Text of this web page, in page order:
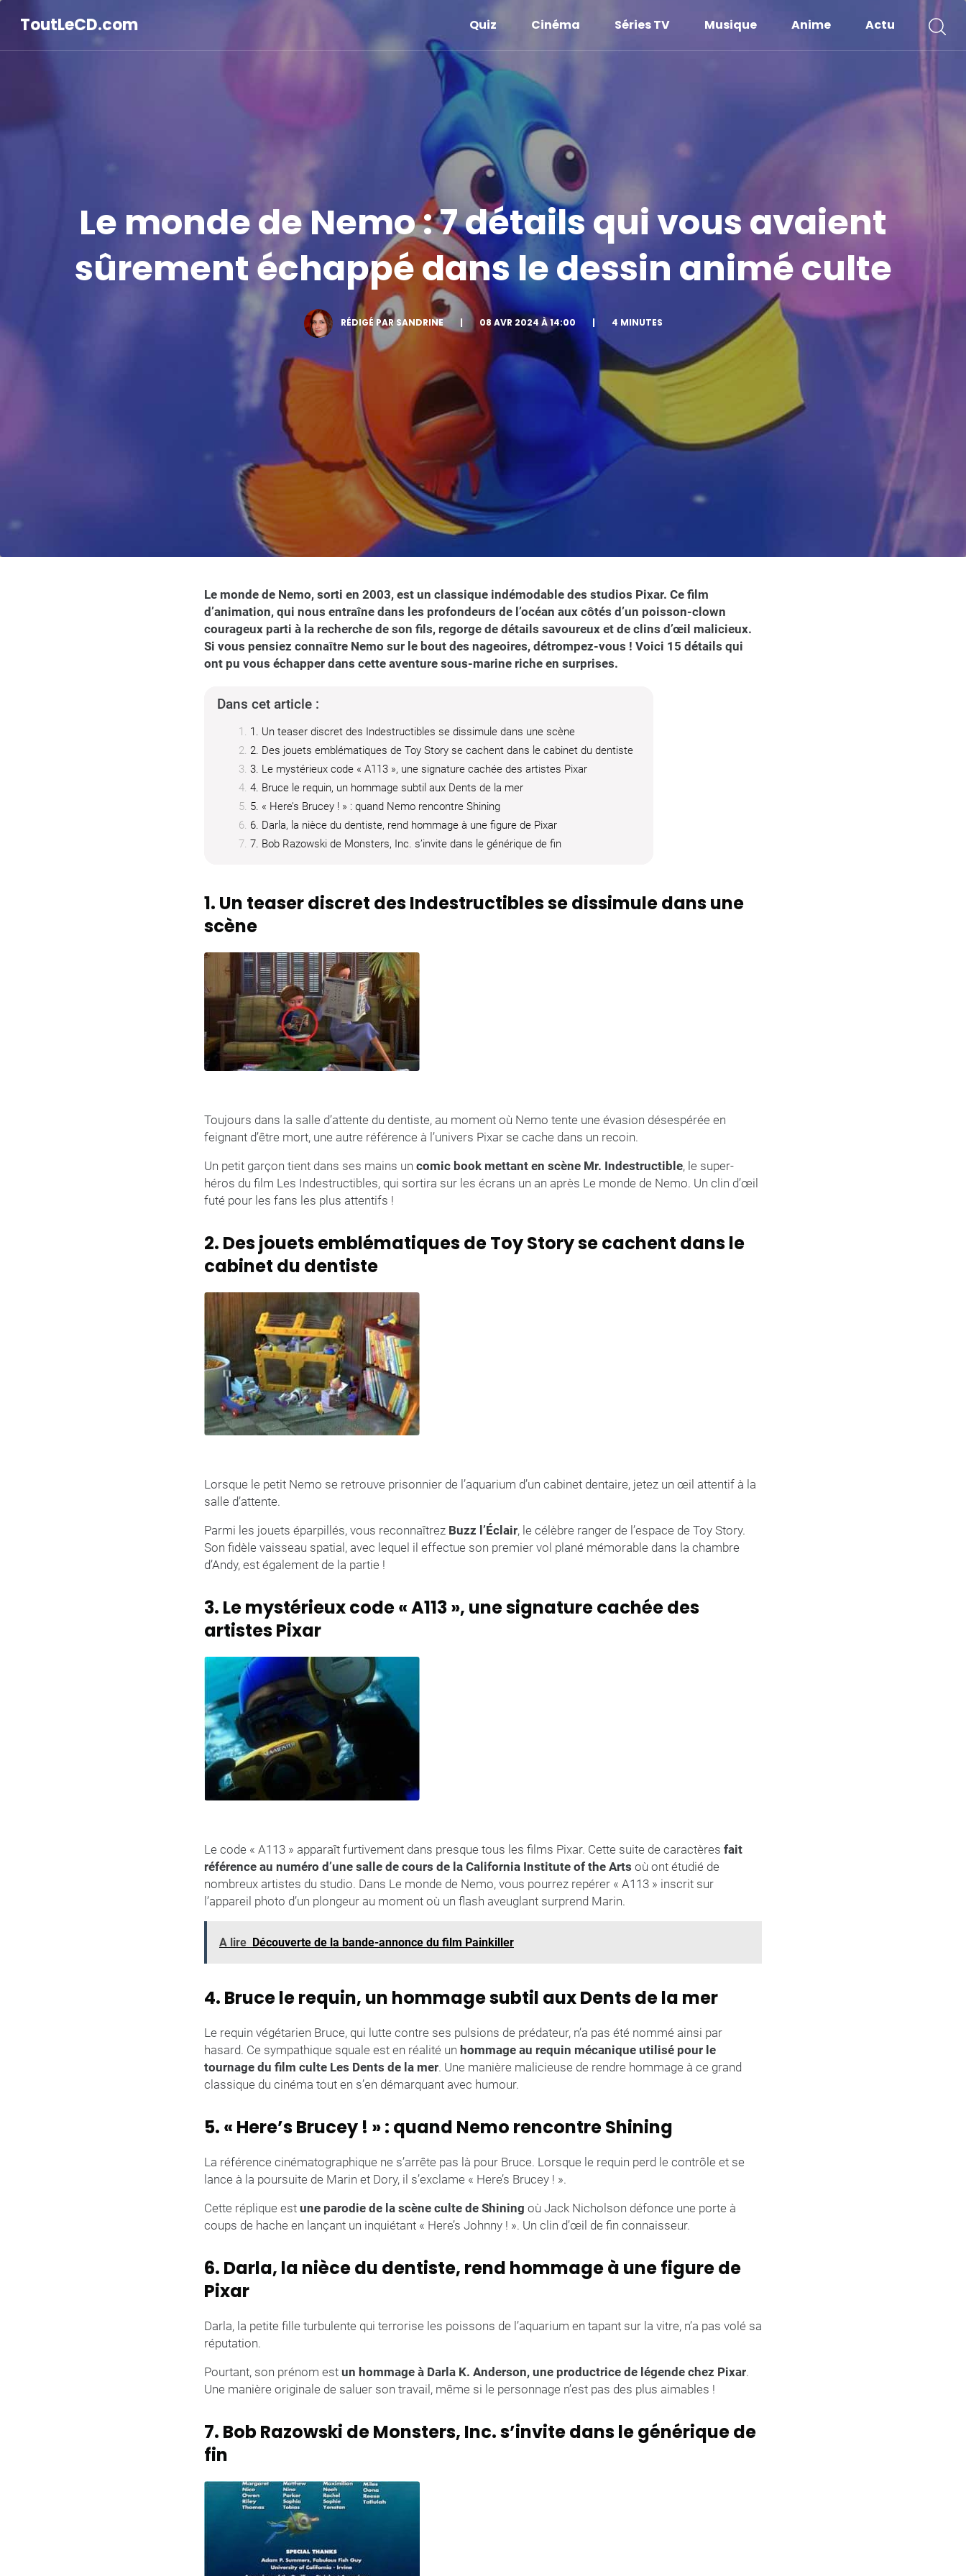
ToutLeCD.com Quiz Cinéma Séries TV Musique Anime Actu
Le monde de Nemo : 7 détails qui vous avaient
sûrement échappé dans le dessin animé culte
RÉDIGÉ PAR SANDRINE | 08 AVR 2024 À 14:00 | 4 MINUTES
Le monde de Nemo, sorti en 2003, est un classique indémodable des studios Pixar. Ce film
d’animation, qui nous entraîne dans les profondeurs de l’océan aux côtés d’un poisson-clown
courageux parti à la recherche de son fils, regorge de détails savoureux et de clins d’œil malicieux.
Si vous pensiez connaître Nemo sur le bout des nageoires, détrompez-vous ! Voici 15 détails qui
ont pu vous échapper dans cette aventure sous-marine riche en surprises.
Dans cet article :
1. Un teaser discret des Indestructibles se dissimule dans une scène
2. Des jouets emblématiques de Toy Story se cachent dans le cabinet du dentiste
3. Le mystérieux code « A113 », une signature cachée des artistes Pixar
4. Bruce le requin, un hommage subtil aux Dents de la mer
5. « Here’s Brucey ! » : quand Nemo rencontre Shining
6. Darla, la nièce du dentiste, rend hommage à une figure de Pixar
7. Bob Razowski de Monsters, Inc. s’invite dans le générique de fin
1. Un teaser discret des Indestructibles se dissimule dans une
scène
Toujours dans la salle d’attente du dentiste, au moment où Nemo tente une évasion désespérée en
feignant d’être mort, une autre référence à l’univers Pixar se cache dans un recoin.
Un petit garçon tient dans ses mains un comic book mettant en scène Mr. Indestructible, le super-
héros du film Les Indestructibles, qui sortira sur les écrans un an après Le monde de Nemo. Un clin d’œil
futé pour les fans les plus attentifs !
2. Des jouets emblématiques de Toy Story se cachent dans le
cabinet du dentiste
Lorsque le petit Nemo se retrouve prisonnier de l’aquarium d’un cabinet dentaire, jetez un œil attentif à la
salle d’attente.
Parmi les jouets éparpillés, vous reconnaîtrez Buzz l’Éclair, le célèbre ranger de l’espace de Toy Story.
Son fidèle vaisseau spatial, avec lequel il effectue son premier vol plané mémorable dans la chambre
d’Andy, est également de la partie !
3. Le mystérieux code « A113 », une signature cachée des
artistes Pixar
Le code « A113 » apparaît furtivement dans presque tous les films Pixar. Cette suite de caractères fait
référence au numéro d’une salle de cours de la California Institute of the Arts où ont étudié de
nombreux artistes du studio. Dans Le monde de Nemo, vous pourrez repérer « A113 » inscrit sur
l’appareil photo d’un plongeur au moment où un flash aveuglant surprend Marin.
A lire Découverte de la bande-annonce du film Painkiller
4. Bruce le requin, un hommage subtil aux Dents de la mer
Le requin végétarien Bruce, qui lutte contre ses pulsions de prédateur, n’a pas été nommé ainsi par
hasard. Ce sympathique squale est en réalité un hommage au requin mécanique utilisé pour le
tournage du film culte Les Dents de la mer. Une manière malicieuse de rendre hommage à ce grand
classique du cinéma tout en s’en démarquant avec humour.
5. « Here’s Brucey ! » : quand Nemo rencontre Shining
La référence cinématographique ne s’arrête pas là pour Bruce. Lorsque le requin perd le contrôle et se
lance à la poursuite de Marin et Dory, il s’exclame « Here’s Brucey ! ».
Cette réplique est une parodie de la scène culte de Shining où Jack Nicholson défonce une porte à
coups de hache en lançant un inquiétant « Here’s Johnny ! ». Un clin d’œil de fin connaisseur.
6. Darla, la nièce du dentiste, rend hommage à une figure de
Pixar
Darla, la petite fille turbulente qui terrorise les poissons de l’aquarium en tapant sur la vitre, n’a pas volé sa
réputation.
Pourtant, son prénom est un hommage à Darla K. Anderson, une productrice de légende chez Pixar.
Une manière originale de saluer son travail, même si le personnage n’est pas des plus aimables !
7. Bob Razowski de Monsters, Inc. s’invite dans le générique de
fin